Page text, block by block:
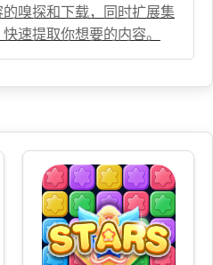
嗅探和下载，同时扩展集
速提取你想要的内容。